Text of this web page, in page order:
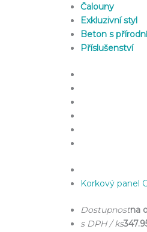
Čalouny
Exkluzivní styl
Beton s
Příslušenství
Korkový panel
Dostupnostna
s DPH / ks